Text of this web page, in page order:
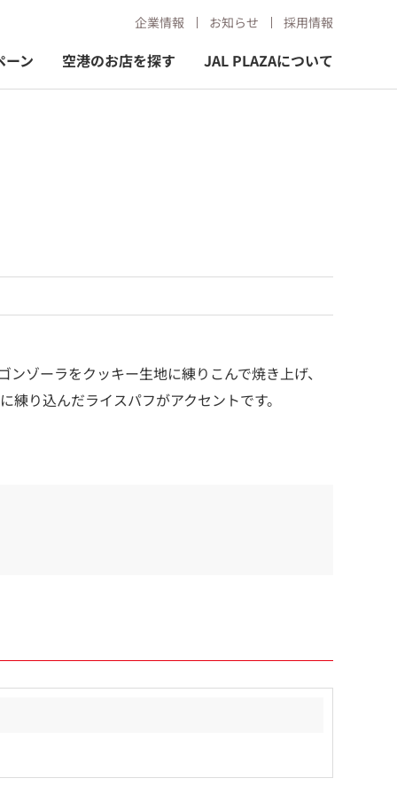
ーン 空港のお店を探す JAL PLAZAについて
企業情報 お知らせ 採用情報
ゾーラをクッキー生地に練りこんで焼き上げ、
り込んだライスパフがアクセントです。